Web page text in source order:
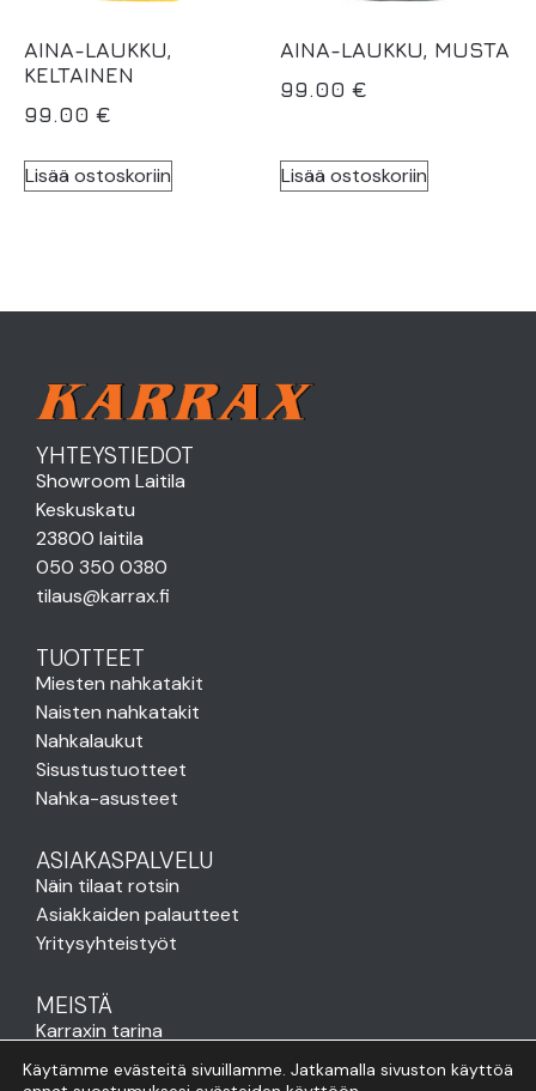
AINA-LAUKKU,
KELTAINEN
99.00 €
Lisää ostoskoriin
AINA-LAUKKU, MUSTA
99.00 €
Lisää ostoskoriin
YHTEYSTIEDOT
Showroom Laitila
Keskuskatu
23800 laitila
050 350 0380
tilaus@karrax.fi
TUOTTEET
Miesten nahkatakit
Naisten nahkatakit
Nahkalaukut
Sisustustuotteet
Nahka-asusteet
ASIAKASPALVELU
Näin tilaat rotsin
Asiakkaiden palautteet
Yritysyhteistyöt
MEISTÄ
Karraxin tarina
Karraxin arvot
Käytämme evästeitä sivuillamme. Jatkamalla sivuston käyttöä